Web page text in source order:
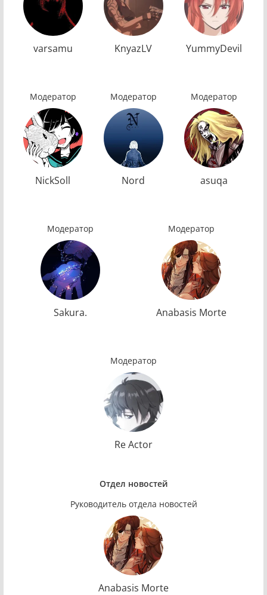
varsamu KnyazLV YummyDevil
Модератор
NickSoll
Модератор
Nord
Модератор
asuqa
Модератор
Sakura.
Модератор
Anabasis Morte
Модератор
Re Actor
Отдел новостей
Руководитель отдела новостей
Anabasis Morte